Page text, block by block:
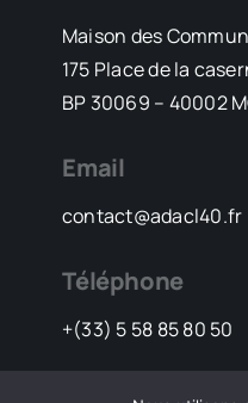
Maison des
175 Place de la
BP 30069 – 40002
Email
contact@adacl40.fr
Téléphone
+(33) 5 58 85 80 50